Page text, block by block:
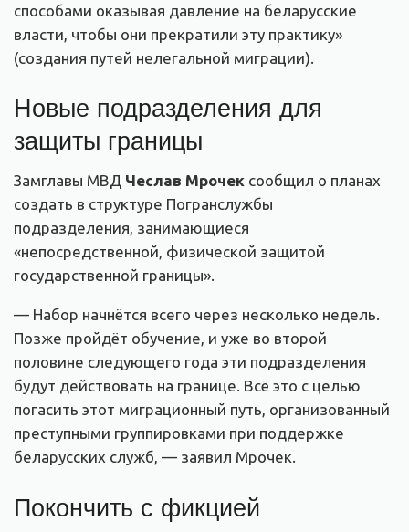
способами оказывая давление на беларусские
власти, чтобы они прекратили эту практику»
(создания путей нелегальной миграции).
Новые подразделения для
защиты границы
Замглавы МВД Чеслав Мрочек сообщил о планах
создать в структуре Погранслужбы
подразделения, занимающиеся
«непосредственной, физической защитой
государственной границы».
— Набор начнётся всего через несколько недель.
Позже пройдёт обучение, и уже во второй
половине следующего года эти подразделения
будут действовать на границе. Всё это с целью
погасить этот миграционный путь, организованный
преступными группировками при поддержке
беларусских служб, — заявил Мрочек.
Покончить с фикцией